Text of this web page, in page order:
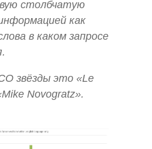
столбчатую
как
в каком запросе
звёзды это «Le
Novogratz».